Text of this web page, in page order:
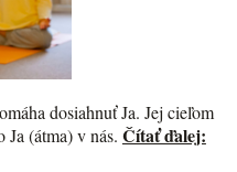
dosiahnuť Ja. Jej cieľom
Ja (átma) v nás. Čítať ďalej: